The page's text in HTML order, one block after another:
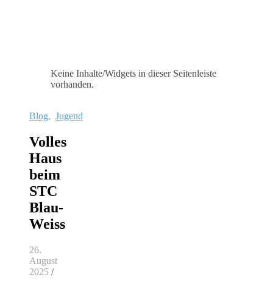
Keine Inhalte/Widgets in dieser Seitenleiste
vorhanden.
Blog, Jugend
Volles
Haus
beim
STC
Blau-
Weiss
26.
August
2025 /